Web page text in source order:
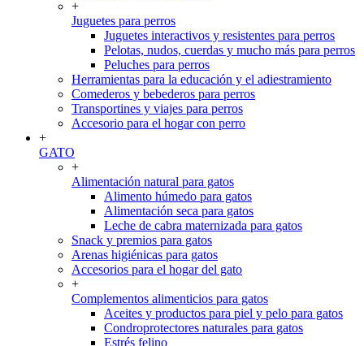
+
Juguetes para perros
Juguetes interactivos y resistentes para perros
Pelotas, nudos, cuerdas y mucho más para perros
Peluches para perros
Herramientas para la educación y el adiestramiento
Comederos y bebederos para perros
Transportines y viajes para perros
Accesorio para el hogar con perro
+
GATO
+
Alimentación natural para gatos
Alimento húmedo para gatos
Alimentación seca para gatos
Leche de cabra maternizada para gatos
Snack y premios para gatos
Arenas higiénicas para gatos
Accesorios para el hogar del gato
+
Complementos alimenticios para gatos
Aceites y productos para piel y pelo para gatos
Condroprotectores naturales para gatos
Estrés felino